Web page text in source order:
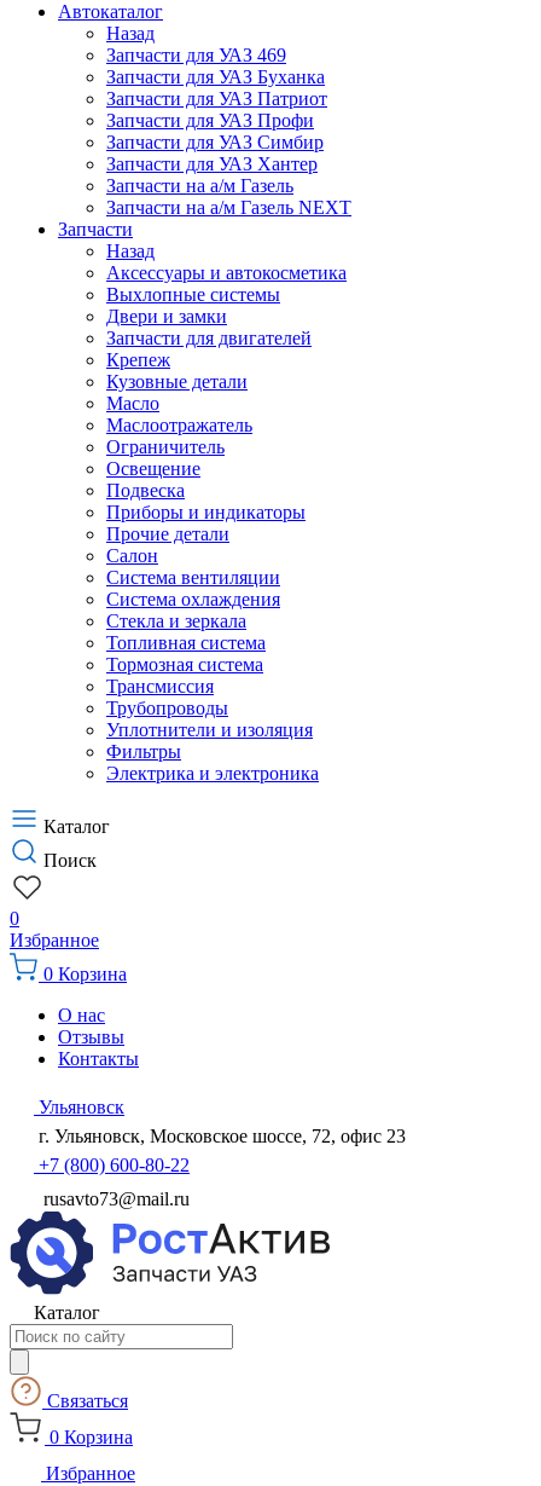
Автокаталог
Назад
Запчасти для УАЗ 469
Запчасти для УАЗ Буханка
Запчасти для УАЗ Патриот
Запчасти для УАЗ Профи
Запчасти для УАЗ Симбир
Запчасти для УАЗ Хантер
Запчасти на а/м Газель
Запчасти на а/м Газель NEXT
Запчасти
Назад
Аксессуары и автокосметика
Выхлопные системы
Двери и замки
Запчасти для двигателей
Крепеж
Кузовные детали
Масло
Маслоотражатель
Ограничитель
Освещение
Подвеска
Приборы и индикаторы
Прочие детали
Салон
Система вентиляции
Система охлаждения
Стекла и зеркала
Топливная система
Тормозная система
Трансмиссия
Трубопроводы
Уплотнители и изоляция
Фильтры
Электрика и электроника
Каталог
Поиск
0
Избранное
0 Корзина
О нас
Отзывы
Контакты
Ульяновск
г. Ульяновск, Московское шоссе, 72, офис 23
+7 (800) 600-80-22
rusavto73@mail.ru
Каталог
Поиск
товаров
Связаться
0 Корзина
Избранное